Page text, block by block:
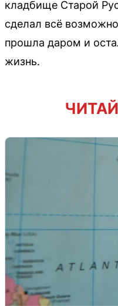
кладбище Старой
сделал всё
прошла даром и
жизнь.